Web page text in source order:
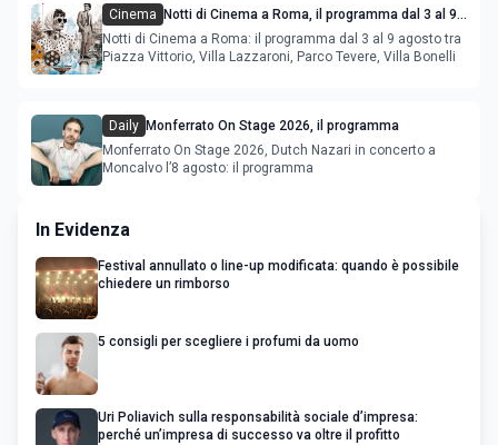
Cinema
Notti di Cinema a Roma, il programma dal 3 al 9
agosto
Notti di Cinema a Roma: il programma dal 3 al 9 agosto tra
Piazza Vittorio, Villa Lazzaroni, Parco Tevere, Villa Bonelli
Daily Monferrato On Stage 2026, il programma
Monferrato On Stage 2026, Dutch Nazari in concerto a
Moncalvo l’8 agosto: il programma
In Evidenza
Festival annullato o line-up modificata: quando è possibile
chiedere un rimborso
5 consigli per scegliere i profumi da uomo
Uri Poliavich sulla responsabilità sociale d’impresa:
perché un’impresa di successo va oltre il profitto